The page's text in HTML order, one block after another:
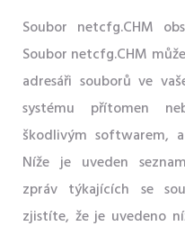
Soubor netcfg.CHM
Soubor netcfg.CHM
adresáři souborů ve
systému přítomen
škodlivým softwarem,
Níže je uveden
zpráv týkajících se
zjistíte, že je uvedeno